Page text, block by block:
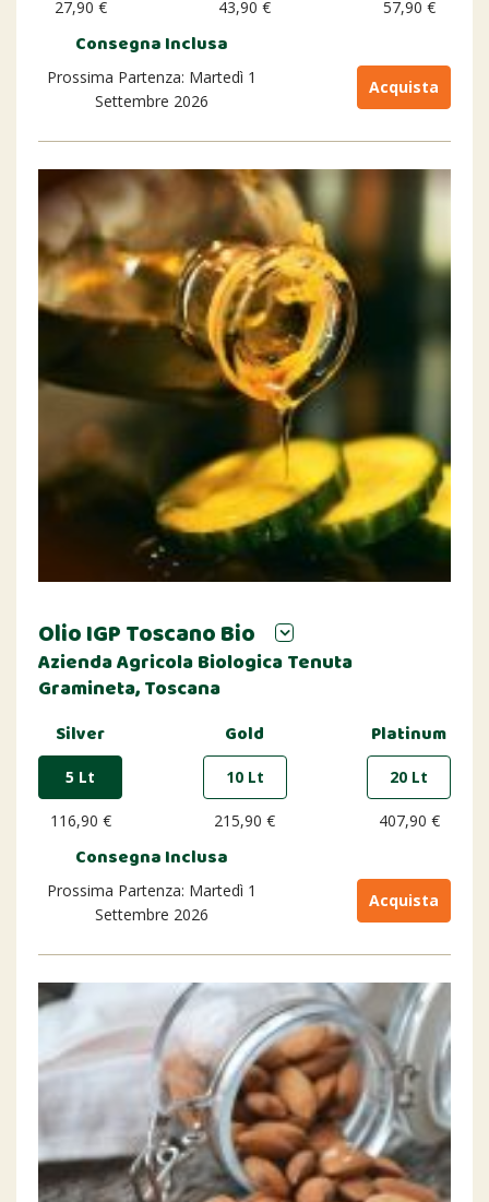
27,90 € 43,90 € 57,90 €
Consegna Inclusa
Prossima Partenza: Martedì 1
Settembre 2026
Acquista
Olio IGP Toscano Bio
Azienda Agricola Biologica Tenuta
Gramineta, Toscana
Silver
5 Lt
116,90 €
Gold
10 Lt
215,90 €
Platinum
20 Lt
407,90 €
Consegna Inclusa
Prossima Partenza: Martedì 1
Settembre 2026
Acquista